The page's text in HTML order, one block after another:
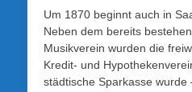
Um 1870 beginnt auch in
Neben dem bereits
Musikverein wurden die
Kredit- und
städtische Sparkasse wurde